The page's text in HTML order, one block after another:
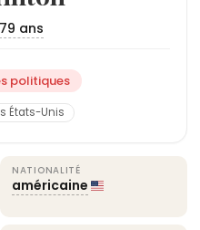
79 ans
politiques
États-Unis
NATIONALITÉ
américaine